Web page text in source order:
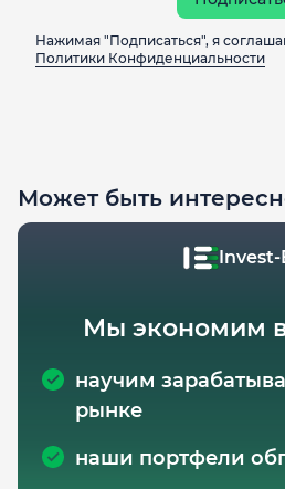
Нажимая "Подписаться", я
Политики Конфиденциальности
Может быть
Invest-
Мы экономим
научим
рынке
наши портфели